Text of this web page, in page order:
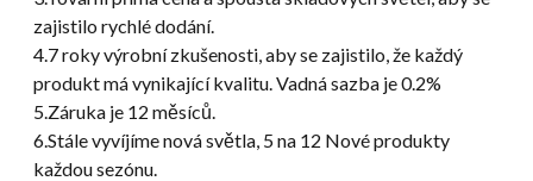
zajistilo rychlé dodání.
4.7 roky výrobní zkušenosti, aby se zajistilo, že každý
produkt má vynikající kvalitu. Vadná sazba je 0.2%
5.Záruka je 12 měsíců.
6.Stále vyvíjíme nová světla, 5 na 12 Nové produkty
každou sezónu.